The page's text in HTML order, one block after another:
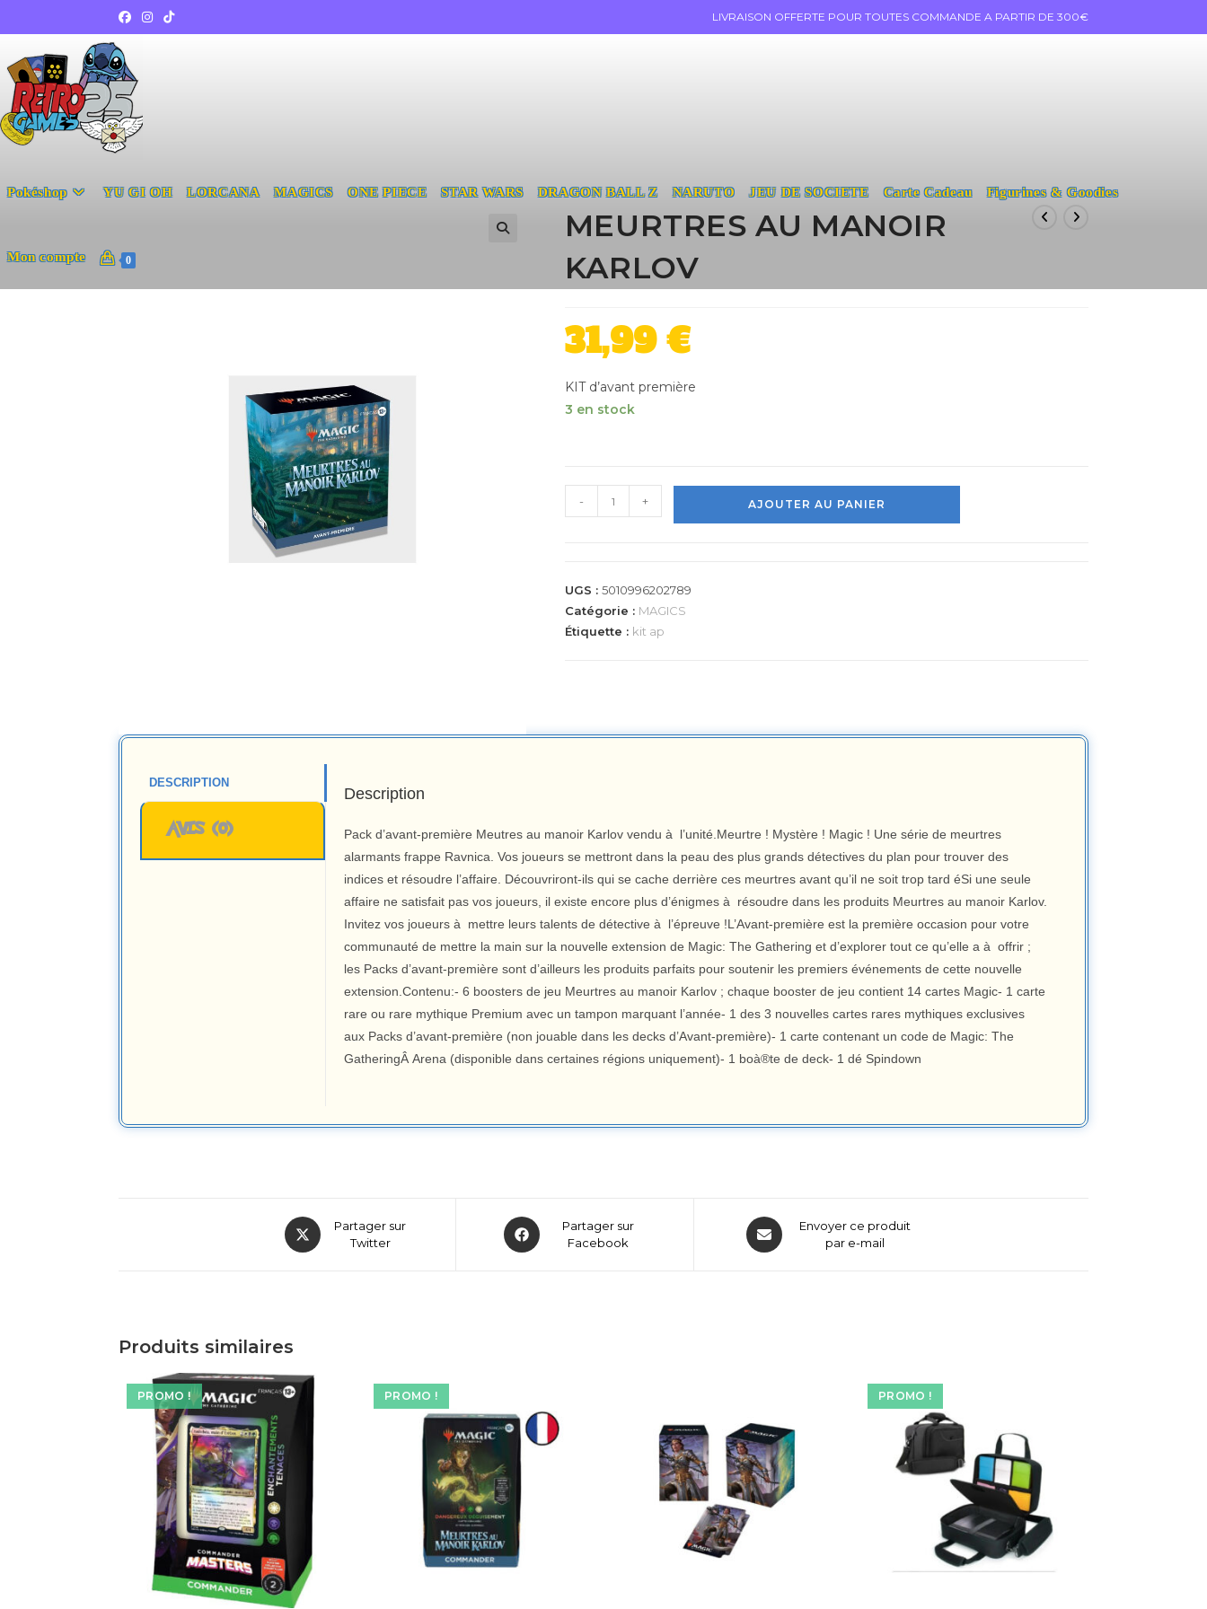
LIVRAISON OFFERTE POUR TOUTES COMMANDE A PARTIR DE 300€
Pokéshop YU GI OH LORCANA MAGICS ONE PIECE STAR WARS DRAGON BALL Z NARUTO JEU DE SOCIETE Carte Cadeau Figurines & Goodies
Mon compte 0
MEURTRES AU MANOIR
KARLOV
31,99 €
KIT d’avant première
3 en stock
- + AJOUTER AU PANIER
UGS : 5010996202789
Catégorie : MAGICS
Étiquette : kit ap
DESCRIPTION
AVIS (0)
Description
Pack d’avant-première Meutres au manoir Karlov vendu à l’unité.Meurtre ! Mystère ! Magic ! Une série de meurtres
alarmants frappe Ravnica. Vos joueurs se mettront dans la peau des plus grands détectives du plan pour trouver des
indices et résoudre l’affaire. Découvriront-ils qui se cache derrière ces meurtres avant qu’il ne soit trop tard éSi une seule
affaire ne satisfait pas vos joueurs, il existe encore plus d’énigmes à résoudre dans les produits Meurtres au manoir Karlov.
Invitez vos joueurs à mettre leurs talents de détective à l’épreuve !L’Avant-première est la première occasion pour votre
communauté de mettre la main sur la nouvelle extension de Magic: The Gathering et d’explorer tout ce qu’elle a à offrir ;
les Packs d’avant-première sont d’ailleurs les produits parfaits pour soutenir les premiers événements de cette nouvelle
extension.Contenu:- 6 boosters de jeu Meurtres au manoir Karlov ; chaque booster de jeu contient 14 cartes Magic- 1 carte
rare ou rare mythique Premium avec un tampon marquant l’année- 1 des 3 nouvelles cartes rares mythiques exclusives
aux Packs d’avant-première (non jouable dans les decks d’Avant-première)- 1 carte contenant un code de Magic: The
GatheringÂ Arena (disponible dans certaines régions uniquement)- 1 boà®te de deck- 1 dé Spindown
Partager sur
Twitter
Partager sur
Facebook
Envoyer ce produit
par e-mail
Produits similaires
PROMO ! PROMO ! PROMO !